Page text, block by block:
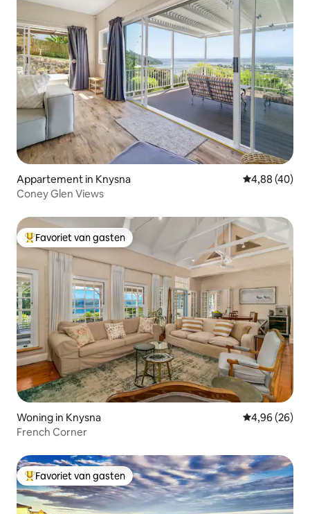
Appartement in Knysna Gemiddelde
4,88 (40)
Coney Glen Views
Topfavoriet van gasten
Favoriet van gasten
Woning in Knysna Gemiddelde
4,96 (26)
French Corner
Topfavoriet van gasten
Favoriet van gasten